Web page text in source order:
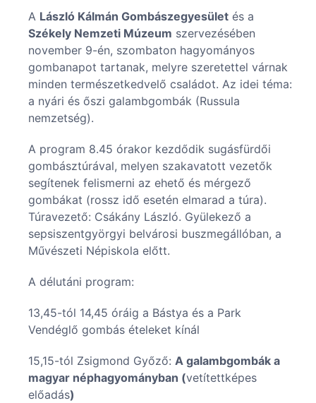
A László Kálmán Gombászegyesület és a
Székely Nemzeti Múzeum szervezésében
november 9-én, szombaton hagyományos
gombanapot tartanak, melyre szeretettel várnak
minden természetkedvelő családot. Az idei téma:
a nyári és őszi galambgombák (Russula
nemzetség).
A program 8.45 órakor kezdődik sugásfürdői
gombásztúrával, melyen szakavatott vezetők
segítenek felismerni az ehető és mérgező
gombákat (rossz idő esetén elmarad a túra).
Túravezető: Csákány László. Gyülekező a
sepsiszentgyörgyi belvárosi buszmegállóban, a
Művészeti Népiskola előtt.
A délutáni program:
13,45-tól 14,45 óráig a Bástya és a Park
Vendéglő gombás ételeket kínál
15,15-tól Zsigmond Győző: A galambgombák a
magyar néphagyományban (vetítettképes
előadás)